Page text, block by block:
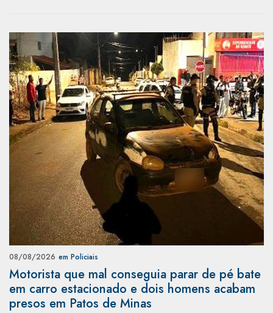
08/08/2026 em Policiais
Motorista que mal conseguia parar de pé bate
em carro estacionado e dois homens acabam
presos em Patos de Minas